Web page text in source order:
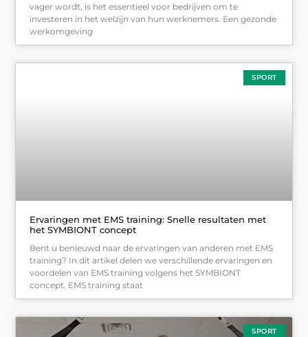
vager wordt, is het essentieel voor bedrijven om te
investeren in het welzijn van hun werknemers. Een gezonde
werkomgeving
SPORT
Ervaringen met EMS training: Snelle resultaten met
het SYMBIONT concept
Bent u benieuwd naar de ervaringen van anderen met EMS
training? In dit artikel delen we verschillende ervaringen en
voordelen van EMS training volgens het SYMBIONT
concept. EMS training staat
SPORT